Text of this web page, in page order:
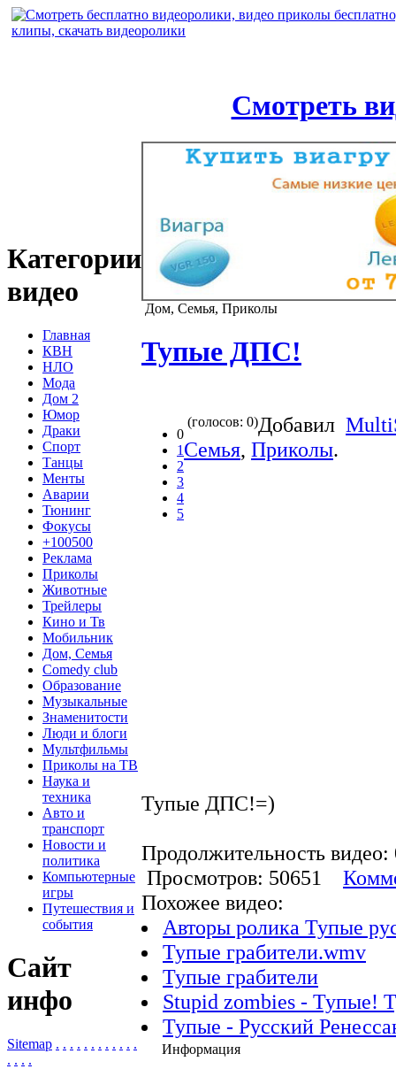
Смотреть
Категории
видео
Главная
КВН
НЛО
Мода
Дом 2
Юмор
Драки
Спорт
Танцы
Менты
Аварии
Тюнинг
Фокусы
+100500
Реклама
Приколы
Животные
Трейлеры
Кино и Тв
Мобильник
Дом, Семья
Comedy club
Образование
Музыкальные
Знаменитости
Люди и блоги
Мультфильмы
Приколы на ТВ
Наука и
техника
Авто и
транспорт
Новости и
политика
Компьютерные
игры
Путешествия и
события
Сайт
инфо
Sitemap . . . . . . . . . . . .
. . . .
Дом, Семья, Приколы
Тупые ДПС!
0
1
2
3
4
5
(голосов: 0)Добавил
Семья, Приколы.
Тупые ДПС!=)
Продолжительность
Просмотров: 50651
Похожее видео:
Авторы ролика Тупые
Тупые грабители.wmv
Тупые грабители
Stupid zombies - Тупые!
Тупые - Русский
Информация